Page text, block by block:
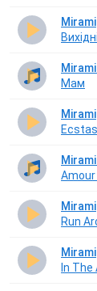
Mirami
Мам
Mirami
Amour
Mirami
Run
Mirami
In The